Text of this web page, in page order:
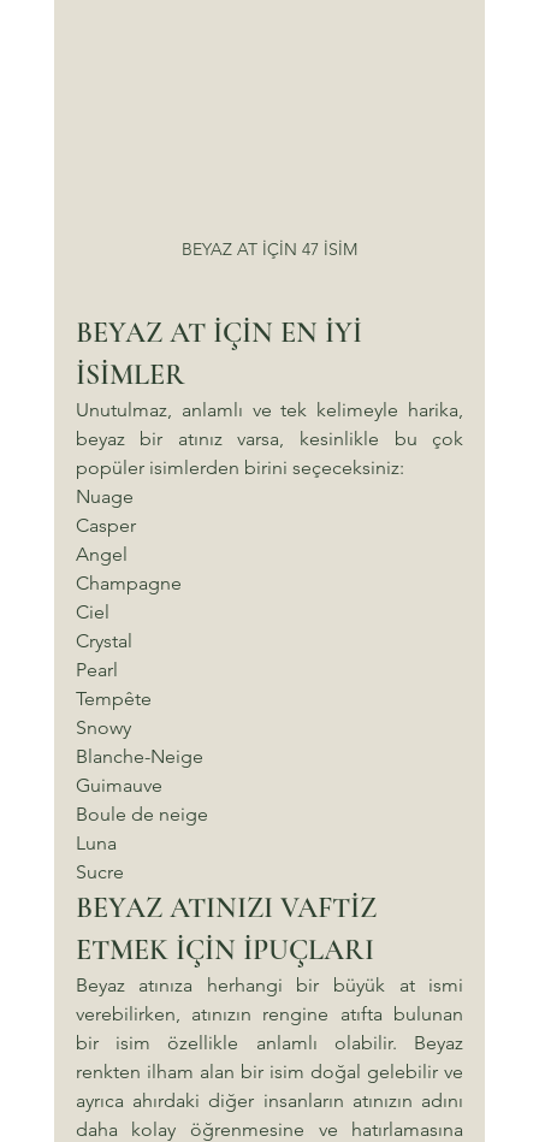
BEYAZ AT İÇİN 47 İSİM
BEYAZ AT İÇİN EN İYİ
İSİMLER
Unutulmaz, anlamlı ve tek kelimeyle harika,
beyaz bir atınız varsa, kesinlikle bu çok
popüler isimlerden birini seçeceksiniz:
Nuage
Casper
Angel
Champagne
Ciel
Crystal
Pearl
Tempête
Snowy
Blanche-Neige
Guimauve
Boule de neige
Luna
Sucre
BEYAZ ATINIZI VAFTİZ
ETMEK İÇİN İPUÇLARI
Beyaz atınıza herhangi bir büyük at ismi
verebilirken, atınızın rengine atıfta bulunan
bir isim özellikle anlamlı olabilir. Beyaz
renkten ilham alan bir isim doğal gelebilir ve
ayrıca ahırdaki diğer insanların atınızın adını
daha kolay öğrenmesine ve hatırlamasına